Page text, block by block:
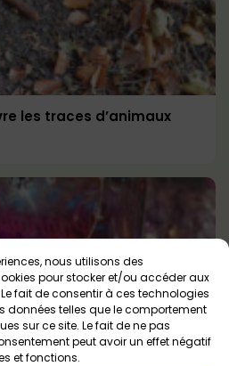
nous utilisons des
pour stocker et/ou accéder aux
fait de consentir à ces technologies
données telles que le comportement
sur ce site. Le fait de ne pas
peut avoir un effet négatif
et fonctions.
les traces d’animaux